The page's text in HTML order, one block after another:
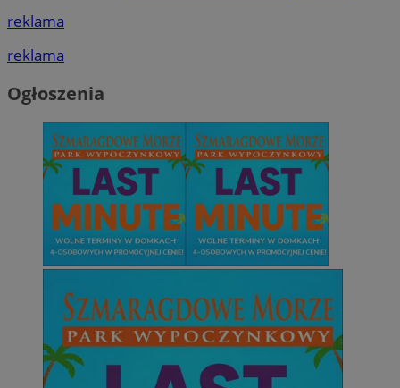
reklama
reklama
Ogłoszenia